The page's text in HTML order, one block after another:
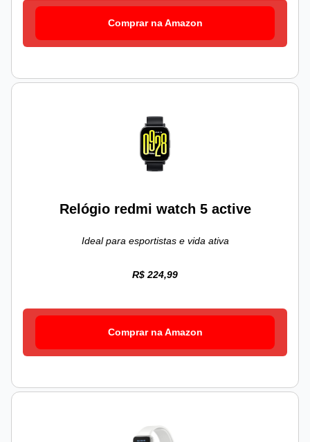
Comprar na Amazon
Relógio redmi watch 5 active
Ideal para esportistas e vida ativa
R$ 224,99
Comprar na Amazon